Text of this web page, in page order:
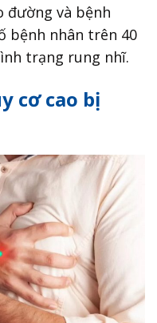
đường và bệnh
bệnh nhân trên 40
trạng rung nhĩ.
cơ cao bị